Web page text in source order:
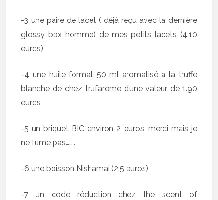
-3 une paire de lacet ( déjà reçu avec la dernière
glossy box homme) de mes petits lacets (4.10
euros)
-4 une huile format 50 ml aromatisé à la truffe
blanche de chez trufarome d’une valeur de 1.90
euros
-5 un briquet BIC environ 2 euros, merci mais je
ne fume pas……..
-6 une boisson Nishamai (2.5 euros)
-7 un code réduction chez the scent of